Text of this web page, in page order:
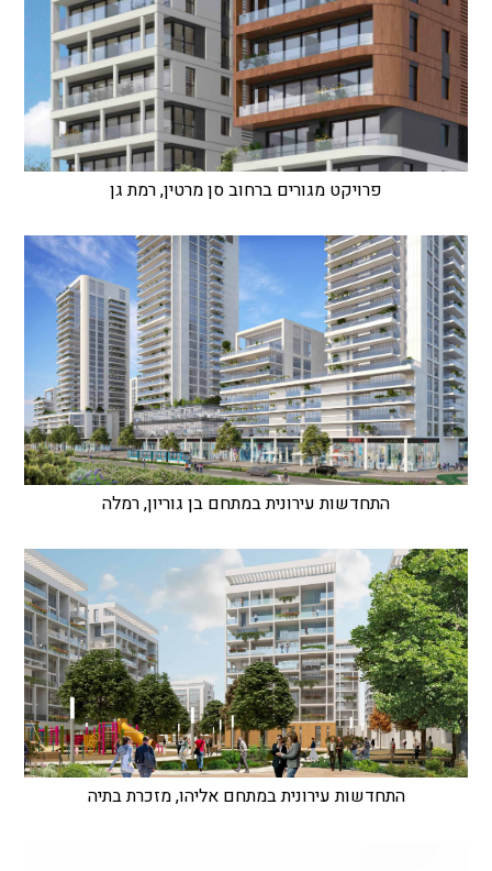
פרויקט מגורים ברחוב סן מרטין, רמת גן
התחדשות עירונית במתחם בן גוריון, רמלה
התחדשות עירונית במתחם אליהו, מזכרת בתיה